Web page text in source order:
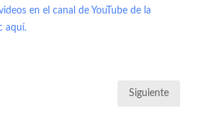
en el canal de YouTube de la
aquí.
Siguiente